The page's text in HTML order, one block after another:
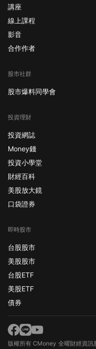
講座
線上課程
影音
合作作者
股市社群
股市爆料同學會
投資理財
投資網誌
Money錢
投資小學堂
財經百科
美股放大鏡
口袋證券
即時股市
台股股市
美股股市
台股ETF
美股ETF
債券
版權所有 CMoney 全曜財經資